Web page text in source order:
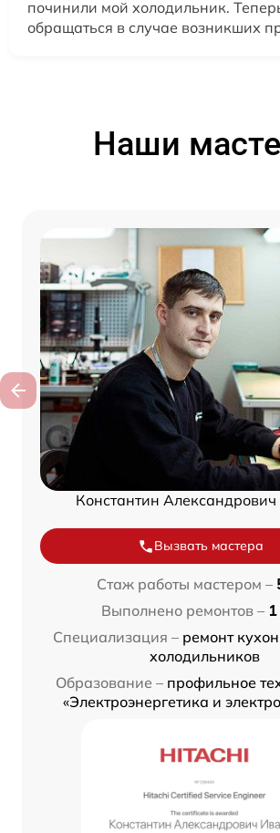
починили мой холодильник.
обращаться в случае возникших
Наши
Константин
Вызвать мастера
Стаж работы мастером –
Выполнено ремонтов –
Специализация – ремонт
холодильников
Образование – профильное
«Электроэнергетика и